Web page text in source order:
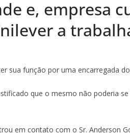
e, empresa
a
função por uma encarregada
que o mesmo não poderia
em contato com o Sr.